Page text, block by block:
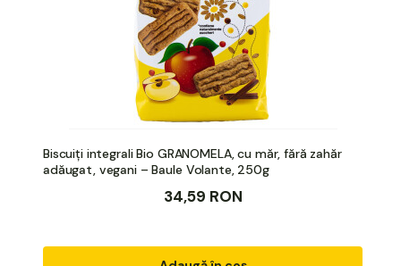
Biscuiți integrali Bio GRANOMELA, cu măr, fără zahăr
adăugat, vegani – Baule Volante, 250g
34,59 RON